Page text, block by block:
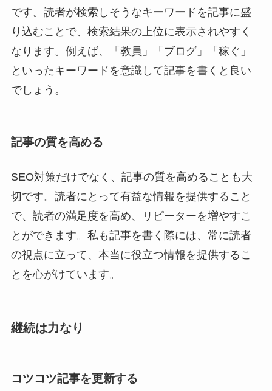
です。読者が検索しそうなキーワードを記事に盛
り込むことで、検索結果の上位に表示されやすく
なります。例えば、「教員」「ブログ」「稼ぐ」
といったキーワードを意識して記事を書くと良い
でしょう。
記事の質を高める
SEO対策だけでなく、記事の質を高めることも大
切です。読者にとって有益な情報を提供すること
で、読者の満足度を高め、リピーターを増やすこ
とができます。私も記事を書く際には、常に読者
の視点に立って、本当に役立つ情報を提供するこ
とを心がけています。
継続は力なり
コツコツ記事を更新する